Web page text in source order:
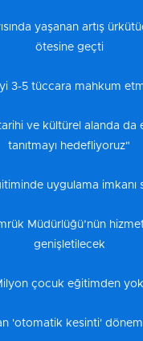
yaşanan artış
ötesine geçti
3-5 tüccara mahkum
ve kültürel alanda da
tanıtmayı hedefliyoruz"
uygulama imkanı
Müdürlüğü’nün
genişletilecek
çocuk eğitimden
'otomatik kesinti'